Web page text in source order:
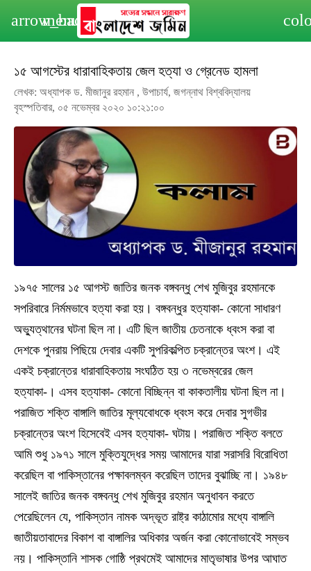
arrow_back
menu
১৫ আগস্টের ধারাবাহিকতায় জেল হত্যা ও গ্রেনেড হামলা
লেখক: অধ্যাপক ড. মীজানুর রহমান , উপাচার্য, জগন্নাথ বিশ্ববিদ্যালয়
বৃহস্পতিবার, ০৫ নভেম্বর ২০২০ ১০:২১:০০
১৯৭৫ সালের ১৫ আগস্ট জাতির জনক বঙ্গবন্ধু শেখ মুজিবুর রহমানকে
সপরিবারে নির্মমভাবে হত্যা করা হয়। বঙ্গবন্ধুর হত্যাকা- কোনো সাধারণ
অভ্যুত্থানের ঘটনা ছিল না। এটি ছিল জাতীয় চেতনাকে ধ্বংস করা বা
দেশকে পুনরায় পিছিয়ে দেবার একটি সুপরিকল্পিত চক্রান্তের অংশ। এই
একই চক্রান্তের ধারাবাহিকতায় সংঘঠিত হয় ৩ নভেম্বরের জেল
হত্যাকা-। এসব হত্যাকা- কোনো বিচ্ছিন্ন বা কাকতালীয় ঘটনা ছিল না।
পরাজিত শক্তি বাঙ্গালি জাতির মূল্যবোধকে ধ্বংস করে দেবার সুগভীর
চক্রান্তের অংশ হিসেবেই এসব হত্যাকা- ঘটায়। পরাজিত শক্তি বলতে
আমি শুধু ১৯৭১ সালে মুক্তিযুদ্ধের সময় আমাদের যারা সরাসরি বিরোধিতা
করেছিল বা পাকিস্তানের পক্ষাবলম্বন করেছিল তাদের বুঝাচ্ছি না। ১৯৪৮
সালেই জাতির জনক বঙ্গবন্ধু শেখ মুজিবুর রহমান অনুধাবন করতে
পেরেছিলেন যে, পাকিস্তান নামক অদ্ভূত রাষ্ট্র কাঠামোর মধ্যে বাঙ্গালি
জাতীয়তাবাদের বিকাশ বা বাঙ্গালির অধিকার অর্জন করা কোনোভাবেই সম্ভব
নয়। পাকিস্তানি শাসক গোষ্ঠি প্রথমেই আমাদের মাতৃভাষার উপর আঘাত